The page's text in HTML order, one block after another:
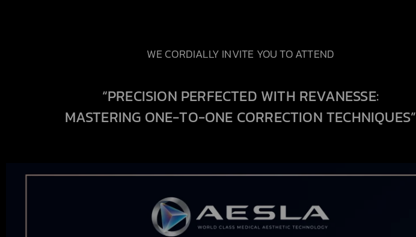
WE CORDIALLY INVITE YOU TO ATTEND
“PRECISION PERFECTED WITH REVANESSE:
MASTERING ONE-TO-ONE CORRECTION TECHNIQUES”